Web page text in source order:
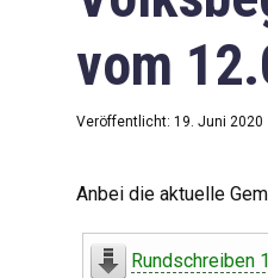
vom
Veröffentlicht: 19. Juni 2020
Anbei die aktuelle
Rundschreiben